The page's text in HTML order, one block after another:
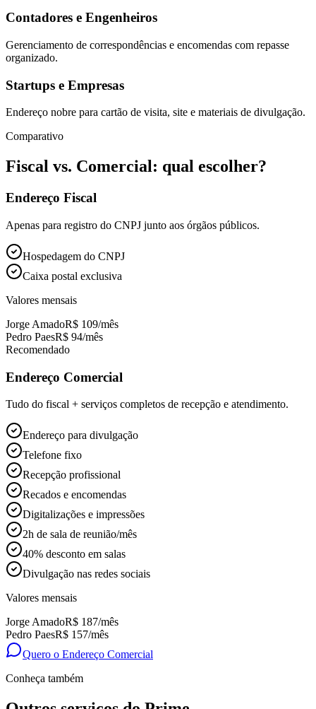
Contadores e Engenheiros
Gerenciamento de correspondências e encomendas com repasse
organizado.
Startups e Empresas
Endereço nobre para cartão de visita, site e materiais de divulgação.
Comparativo
Fiscal vs. Comercial: qual escolher?
Endereço Fiscal
Apenas para registro do CNPJ junto aos órgãos públicos.
Hospedagem do CNPJ
Caixa postal exclusiva
Valores mensais
Jorge AmadoR$ 109/mês
Pedro PaesR$ 94/mês
Recomendado
Endereço Comercial
Tudo do fiscal + serviços completos de recepção e atendimento.
Endereço para divulgação
Telefone fixo
Recepção profissional
Recados e encomendas
Digitalizações e impressões
2h de sala de reunião/mês
40% desconto em salas
Divulgação nas redes sociais
Valores mensais
Jorge AmadoR$ 187/mês
Pedro PaesR$ 157/mês
Quero o Endereço Comercial
Conheça também